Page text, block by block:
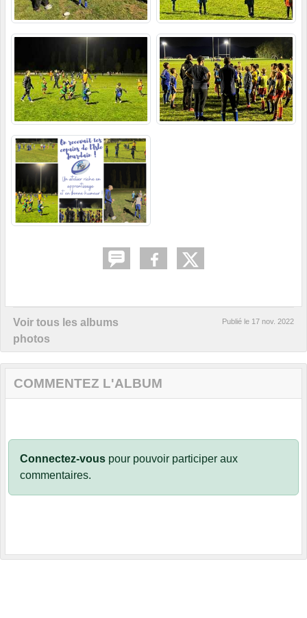
Voir tous les albums
photos
Publié le 17 nov. 2022
COMMENTEZ L'ALBUM
Connectez-vous pour pouvoir participer aux
commentaires.